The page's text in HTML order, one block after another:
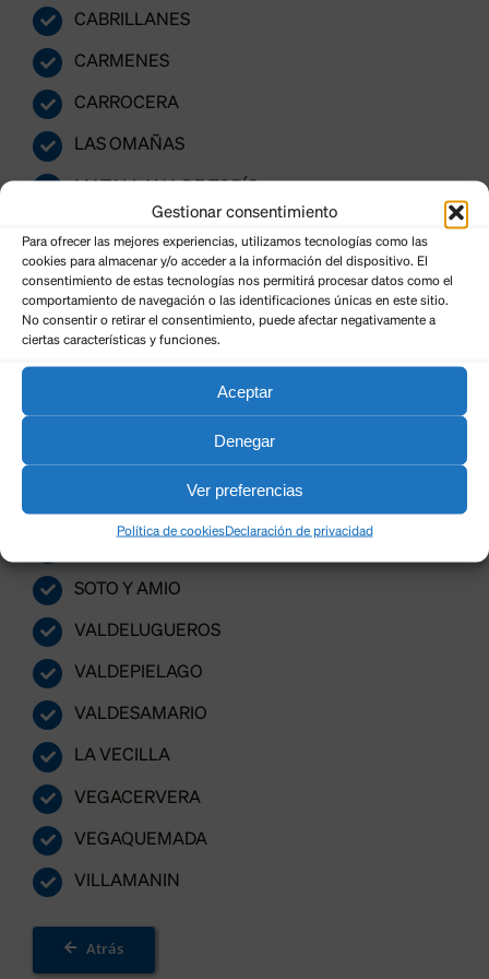
Gestionar consentimiento
Para ofrecer las mejores experiencias, utilizamos tecnologías como las
cookies para almacenar y/o acceder a la información del dispositivo. El
consentimiento de estas tecnologías nos permitirá procesar datos como el
comportamiento de navegación o las identificaciones únicas en este sitio.
No consentir o retirar el consentimiento, puede afectar negativamente a
ciertas características y funciones.
Aceptar
Denegar
Ver preferencias
Política de cookiesDeclaración de privacidad
CABRILLANES
CARMENES
CARROCERA
LAS OMAÑAS
MATALLANA DE TORÍO
LA POLA DE GORDON
RIELLO
SAN EMILIANO
SOTO Y AMIO
VALDELUGUEROS
VALDEPIELAGO
VALDESAMARIO
LA VECILLA
VEGACERVERA
VEGAQUEMADA
VILLAMANIN
Atrás